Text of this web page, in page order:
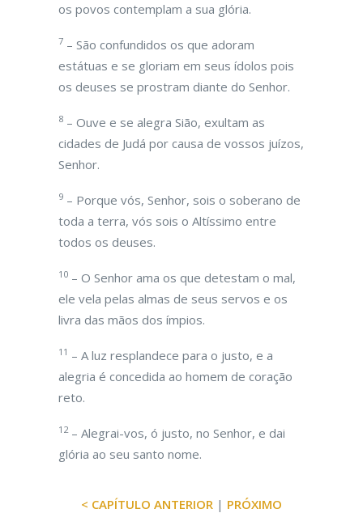
os povos contemplam a sua glória.
7 – São confundidos os que adoram
estátuas e se gloriam em seus ídolos pois
os deuses se prostram diante do Senhor.
8 – Ouve e se alegra Sião, exultam as
cidades de Judá por causa de vossos juízos,
Senhor.
9 – Porque vós, Senhor, sois o soberano de
toda a terra, vós sois o Altíssimo entre
todos os deuses.
10 – O Senhor ama os que detestam o mal,
ele vela pelas almas de seus servos e os
livra das mãos dos ímpios.
11 – A luz resplandece para o justo, e a
alegria é concedida ao homem de coração
reto.
12– Alegrai-vos, ó justo, no Senhor, e dai
glória ao seu santo nome.
< CAPÍTULO ANTERIOR | PRÓXIMO